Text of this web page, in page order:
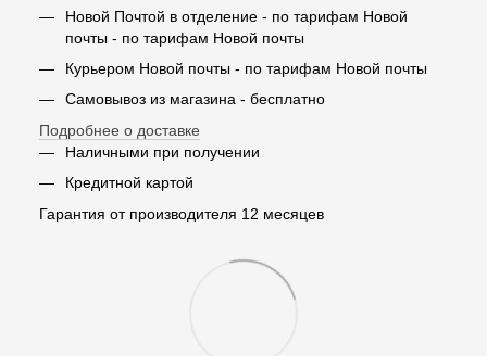
Новой Почтой в отделение - по тарифам Новой
почты - по тарифам Новой почты
Курьером Новой почты - по тарифам Новой почты
Самовывоз из магазина - бесплатно
Подробнее о доставке
Наличными при получении
Кредитной картой
Гарантия от производителя 12 месяцев